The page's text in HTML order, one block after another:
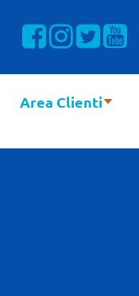
Visualizza la
Visualizza
Area Clienti